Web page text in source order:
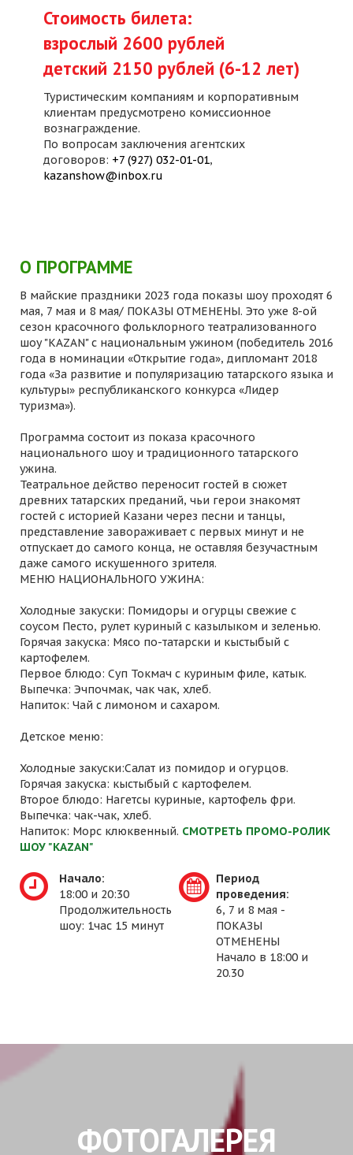
Стоимость билета:
взрослый 2600 рублей
детский 2150 рублей (6-12 лет)
Туристическим компаниям и корпоративным
клиентам предусмотрено комиссионное
вознаграждение.
По вопросам заключения агентских
договоров: +7 (927) 032-01-01,
kazanshow@inbox.ru
О ПРОГРАММЕ
В майские праздники 2023 года показы шоу проходят 6
мая, 7 мая и 8 мая/ ПОКАЗЫ ОТМЕНЕНЫ. Это уже 8-ой
сезон красочного фольклорного театрализованного
шоу "KAZAN" с национальным ужином (победитель 2016
года в номинации «Открытие года», дипломант 2018
года «За развитие и популяризацию татарского языка и
культуры» республиканского конкурса «Лидер
туризма»).
Программа состоит из показа красочного
национального шоу и традиционного татарского
ужина.
Театральное действо переносит гостей в сюжет
древних татарских преданий, чьи герои знакомят
гостей с историей Казани через песни и танцы,
представление завораживает с первых минут и не
отпускает до самого конца, не оставляя безучастным
даже самого искушенного зрителя.
МЕНЮ НАЦИОНАЛЬНОГО УЖИНА:
Холодные закуски: Помидоры и огурцы свежие с
соусом Песто, рулет куриный с казылыком и зеленью.
Горячая закуска: Мясо по-татарски и кыстыбый с
картофелем.
Первое блюдо: Суп Токмач с куриным филе, катык.
Выпечка: Эчпочмак, чак чак, хлеб.
Напиток: Чай с лимоном и сахаром.
Детское меню:
Холодные закуски:Салат из помидор и огурцов.
Горячая закуска: кыстыбый с картофелем.
Второе блюдо: Нагетсы куриные, картофель фри.
Выпечка: чак-чак, хлеб.
Напиток: Морс клюквенный. СМОТРЕТЬ ПРОМО-РОЛИК
ШОУ "KAZAN"
Начало:
18:00 и 20:30
Продолжительность
шоу: 1час 15 минут
Период
проведения:
6, 7 и 8 мая -
ПОКАЗЫ
ОТМЕНЕНЫ
Начало в 18:00 и
20.30
ФОТОГАЛЕРЕЯ